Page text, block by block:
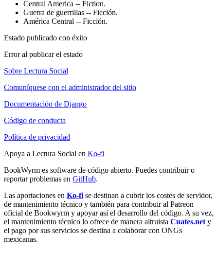
Central America -- Fiction.
Guerra de guerrillas -- Ficción.
América Central -- Ficción.
Estado publicado con éxito
Error al publicar el estado
Sobre Lectura Social
Comuníquese con el administrador del sitio
Documentación de Django
Código de conducta
Política de privacidad
Apoya a Lectura Social en Ko-fi
BookWyrm es software de código abierto. Puedes contribuir o
reportar problemas en GitHub.
Las aportaciones en Ko-fi se destinan a cubrir los costes de servidor,
de mantenimiento técnico y también para contribuir al Patreon
oficial de Bookwyrm y apoyar así el desarrollo del código. A su vez,
el mantenimiento técnico lo ofrece de manera altruista Cuates.net y
el pago por sus servicios se destina a colaborar con ONGs
mexicanas.